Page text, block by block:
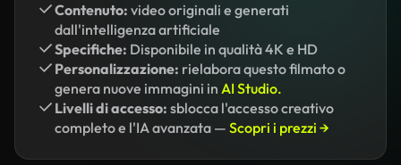
Contenuto: video originali e generati
dall'intelligenza artificiale
Specifiche: Disponibile in qualità 4K e HD
Personalizzazione: rielabora questo filmato o
genera nuove immagini in AI Studio.
Livelli di accesso: sblocca l'accesso creativo
completo e l'IA avanzata — Scopri i prezzi →